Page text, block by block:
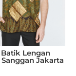
Lengan
Jakarta